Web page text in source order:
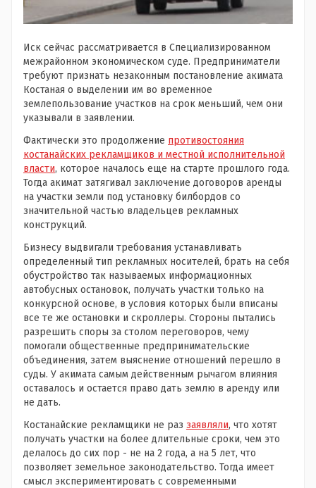
Иск сейчас рассматривается в Специализированном
межрайонном экономическом суде. Предприниматели
требуют признать незаконным постановление акимата
Костаная о выделении им во временное
землепользование участков на срок меньший, чем они
указывали в заявлении.
Фактически это продолжение противостояния
костанайских рекламщиков и местной исполнительной
власти, которое началось еще на старте прошлого года.
Тогда акимат затягивал заключение договоров аренды
на участки земли под установку билбордов со
значительной частью владельцев рекламных
конструкций.
Бизнесу выдвигали требования устанавливать
определенный тип рекламных носителей, брать на себя
обустройство так называемых информационных
автобусных остановок, получать участки только на
конкурсной основе, в условия которых были вписаны
все те же остановки и скроллеры. Стороны пытались
разрешить споры за столом переговоров, чему
помогали общественные предпринимательские
объединения, затем выяснение отношений перешло в
суды. У акимата самым действенным рычагом влияния
оставалось и остается право дать землю в аренду или
не дать.
Костанайские рекламщики не раз заявляли, что хотят
получать участки на более длительные сроки, чем это
делалось до сих пор - не на 2 года, а на 5 лет, что
позволяет земельное законодательство. Тогда имеет
смысл экспериментировать с современными